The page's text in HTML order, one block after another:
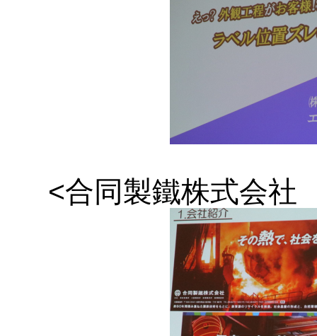
<合同製鐵株式会